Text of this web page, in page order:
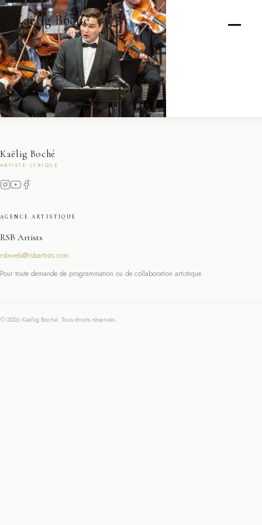
Kaëlig Boché
ARTISTE LYRIQUE
Kaëlig Boché
ARTISTE LYRIQUE
AGENCE ARTISTIQUE
RSB Artists
rsbweb@rsbartists.com
Pour toute demande de programmation ou de collaboration artistique.
© 2026 Kaëlig Boché. Tous droits réservés.